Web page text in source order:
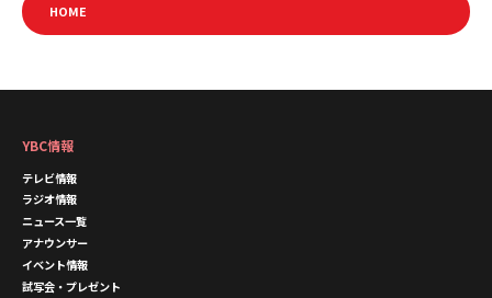
HOME
YBC情報
テレビ情報
ラジオ情報
ニュース一覧
アナウンサー
イベント情報
試写会・プレゼント